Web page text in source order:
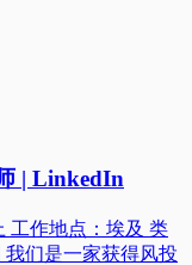
| LinkedIn
工作地点：埃及 类
们是一家获得风投